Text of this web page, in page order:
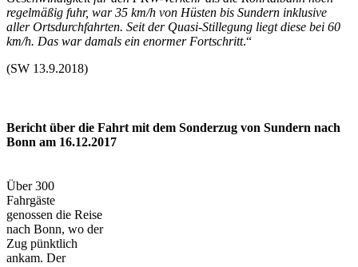
regelmäßig fuhr, war 35 km/h von Hüsten bis Sundern inklusive
aller Ortsdurchfahrten. Seit der Quasi-Stillegung liegt diese bei 60
km/h. Das war damals ein enormer Fortschritt.“
(SW 13.9.2018)
Bericht über die Fahrt mit dem Sonderzug von Sundern nach
Bonn am 16.12.2017
Über 300
Fahrgäste
genossen die Reise
nach Bonn, wo der
Zug pünktlich
ankam. Der